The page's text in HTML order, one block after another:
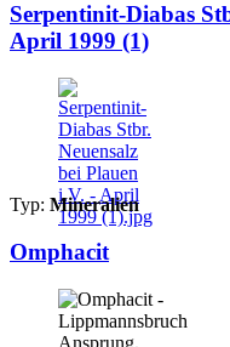
Serpentinit-Diabas
April 1999 (1)
Typ: Mineralien
Omphacit